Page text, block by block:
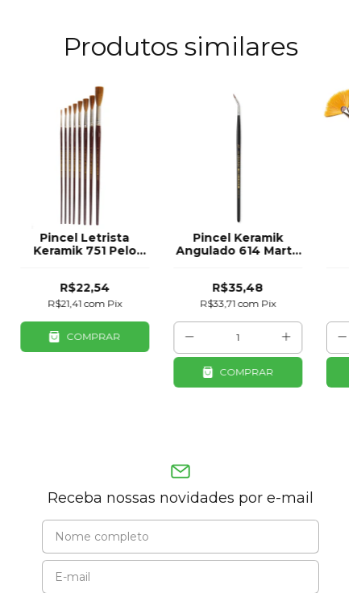
Produtos similares
Pincel Letrista
Keramik 751 Pelo
R$22,54
R$21,41com Pix
COMPRAR
Pincel Keramik
Angulado 614 Marta
R$35,48
R$33,71com Pix
COMPRAR
Receba nossas novidades por e-mail